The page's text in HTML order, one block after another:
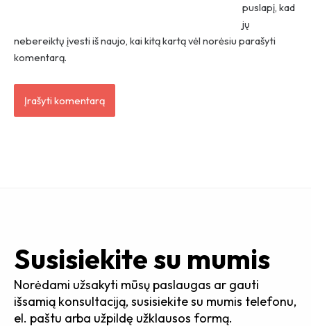
puslapį, kad
jų
nebereiktų įvesti iš naujo, kai kitą kartą vėl norėsiu parašyti
komentarą.
Susisiekite su mumis
Norėdami užsakyti mūsų paslaugas ar gauti
išsamią konsultaciją, susisiekite su mumis telefonu,
el. paštu arba užpildę užklausos formą.